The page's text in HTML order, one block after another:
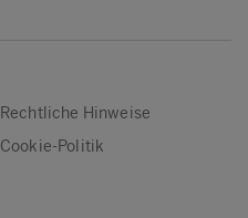
Rechtliche Hinweise
Cookie-Politik